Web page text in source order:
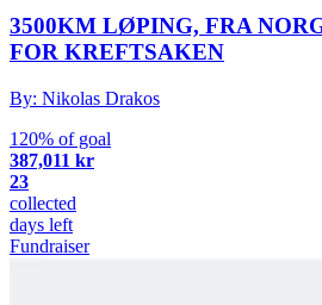
3500KM LØPING, FRA
FOR KREFTSAKEN​
By: Nikolas Drakos
120% of goal
387,011 kr
23
collected
days left
Fundraiser